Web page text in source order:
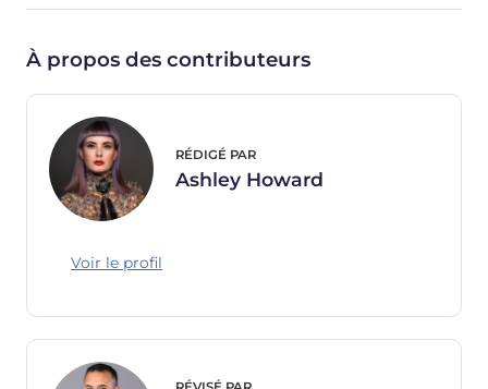
À propos des contributeurs
RÉDIGÉ PAR
Ashley Howard
Voir le profil